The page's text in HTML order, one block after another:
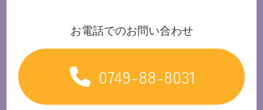
お電話でのお問い合わせ
0749-88-8031